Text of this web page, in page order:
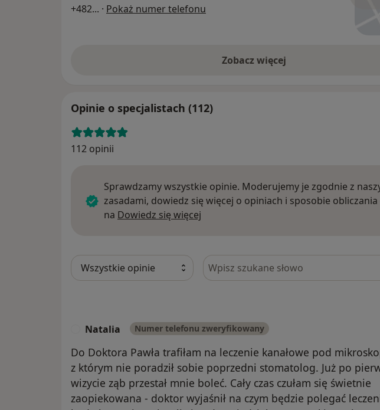
+482... · Pokaż numer telefonu
Zobacz więcej
Opinie o specjalistach (112)
112 opinii
Sprawdzamy wszystkie opinie. Moderujemy je zgodnie z
zasadami, dowiedz się więcej o opiniach i sposobie
na Dowiedz się więcej
Szukaj w opiniach
Natalia Numer telefonu zweryfikowany
Do Doktora Pawła trafiłam na leczenie kanałowe pod
z którym nie poradził sobie poprzedni stomatolog. Już po
wizycie ząb przestał mnie boleć. Cały czas czułam się świetnie
zaopiekowana - doktor wyjaśnił na czym będzie polegać